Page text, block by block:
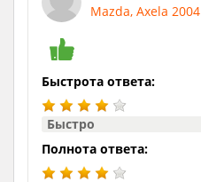
Mazda, Axela 2004
Быстрота ответа:
Быстро
Полнота ответа: